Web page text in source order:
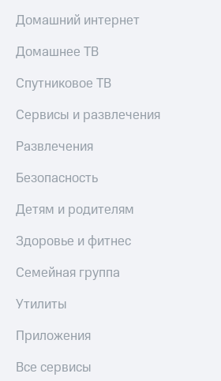
Домашний интернет
Домашнее ТВ
Спутниковое ТВ
Сервисы и развлечения
Развлечения
Безопасность
Детям и родителям
Здоровье и фитнес
Семейная группа
Утилиты
Приложения
Все сервисы